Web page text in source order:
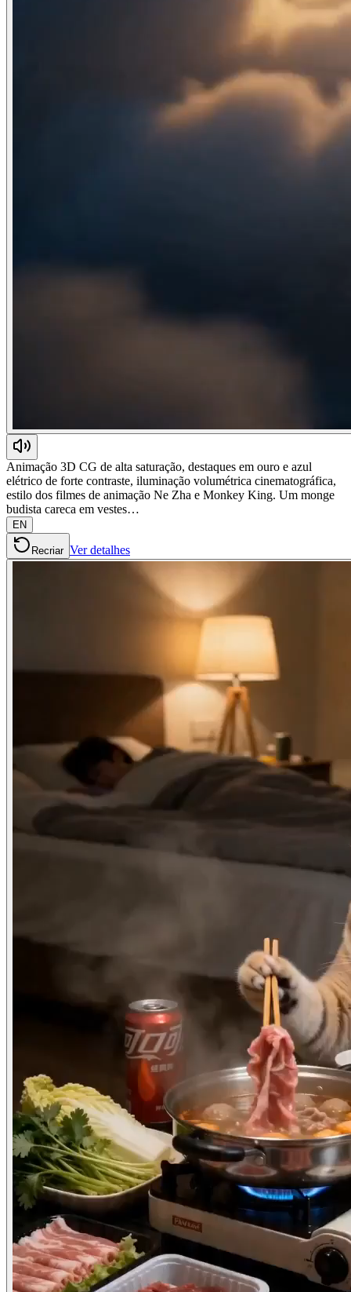
Animação 3D CG de alta saturação, destaques em ouro e azul
elétrico de forte contraste, iluminação volumétrica cinematográfica,
estilo dos filmes de animação Ne Zha e Monkey King. Um monge
budista careca em vestes…
EN
Recriar Ver detalhes